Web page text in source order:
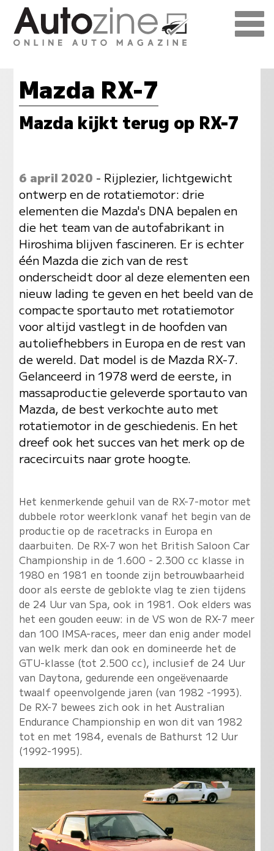
Mazda RX-7
Mazda kijkt terug op RX-7
6 april 2020 - Rijplezier, lichtgewicht
ontwerp en de rotatiemotor: drie
elementen die Mazda's DNA bepalen en
die het team van de autofabrikant in
Hiroshima blijven fascineren. Er is echter
één Mazda die zich van de rest
onderscheidt door al deze elementen een
nieuw lading te geven en het beeld van de
compacte sportauto met rotatiemotor
voor altijd vastlegt in de hoofden van
autoliefhebbers in Europa en de rest van
de wereld. Dat model is de Mazda RX-7.
Gelanceerd in 1978 werd de eerste, in
massaproductie geleverde sportauto van
Mazda, de best verkochte auto met
rotatiemotor in de geschiedenis. En het
dreef ook het succes van het merk op de
racecircuits naar grote hoogte.
Het kenmerkende gehuil van de RX-7-motor met
dubbele rotor weerklonk vanaf het begin van de
productie op de racetracks in Europa en
daarbuiten. De RX-7 won het British Saloon Car
Championship in de 1.600 - 2.300 cc klasse in
1980 en 1981 en toonde zijn betrouwbaarheid
door als eerste de geblokte vlag te zien tijdens
de 24 Uur van Spa, ook in 1981. Ook elders was
het een gouden eeuw: in de VS won de RX-7 meer
dan 100 IMSA-races, meer dan enig ander model
van welk merk dan ook en domineerde het de
GTU-klasse (tot 2.500 cc), inclusief de 24 Uur
van Daytona, gedurende een ongeëvenaarde
twaalf opeenvolgende jaren (van 1982 -1993).
De RX-7 bewees zich ook in het Australian
Endurance Championship en won dit van 1982
tot en met 1984, evenals de Bathurst 12 Uur
(1992-1995).